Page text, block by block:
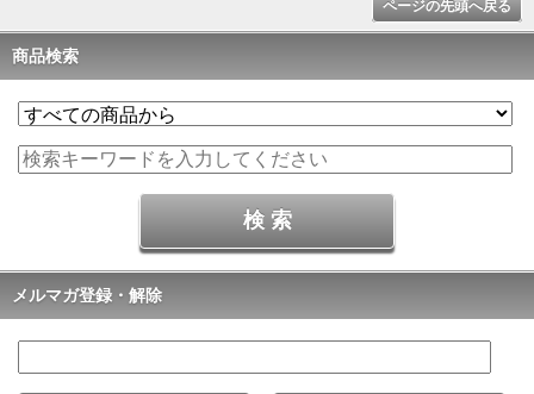
ページの先頭へ戻る
商品検索
メルマガ登録・解除